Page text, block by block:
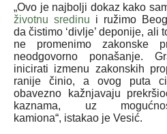
„Ovo je najbolji dokaz kako
životnu sredinu i ružimo
da čistimo ‘divlje’ deponije, ali
ne promenimo zakonske
neodgovorno ponašanje.
inicirati izmenu zakonskih
ranije činio, a ovog puta
obavezno kažnjavaju
kaznama, uz
kamiona“, istakao je Vesić.